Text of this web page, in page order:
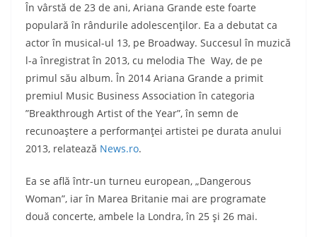
În vârstă de 23 de ani, Ariana Grande este foarte
populară în rândurile adolescenţilor. Ea a debutat ca
actor în musical-ul 13, pe Broadway. Succesul în muzică
l-a înregistrat în 2013, cu melodia The Way, de pe
primul său album. În 2014 Ariana Grande a primit
premiul Music Business Association în categoria
”Breakthrough Artist of the Year”, în semn de
recunoaştere a performanţei artistei pe durata anului
2013, relatează News.ro.
Ea se află într-un turneu european, „Dangerous
Woman”, iar în Marea Britanie mai are programate
două concerte, ambele la Londra, în 25 şi 26 mai.